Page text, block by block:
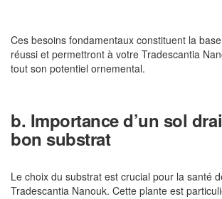
Ces besoins fondamentaux constituent la
réussi et permettront à votre Tradescantia
tout son potentiel ornemental.
b. Importance d’un sol
bon substrat
Le choix du substrat est crucial pour la santé
Tradescantia Nanouk. Cette plante est